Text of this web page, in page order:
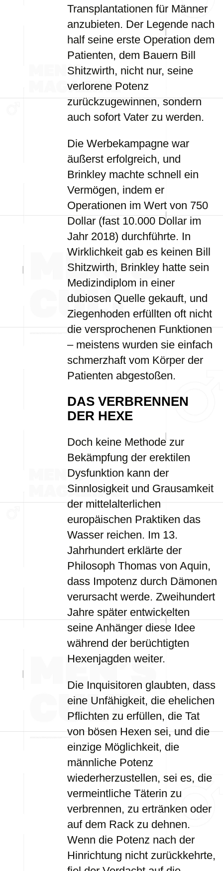
Transplantationen für Männer
anzubieten. Der Legende nach
half seine erste Operation dem
Patienten, dem Bauern Bill
Shitzwirth, nicht nur, seine
verlorene Potenz
zurückzugewinnen, sondern
auch sofort Vater zu werden.
Die Werbekampagne war
äußerst erfolgreich, und
Brinkley machte schnell ein
Vermögen, indem er
Operationen im Wert von 750
Dollar (fast 10.000 Dollar im
Jahr 2018) durchführte. In
Wirklichkeit gab es keinen Bill
Shitzwirth, Brinkley hatte sein
Medizindiplom in einer
dubiosen Quelle gekauft, und
Ziegenhoden erfüllten oft nicht
die versprochenen Funktionen
– meistens wurden sie einfach
schmerzhaft vom Körper der
Patienten abgestoßen.
DAS VERBRENNEN
DER HEXE
Doch keine Methode zur
Bekämpfung der erektilen
Dysfunktion kann der
Sinnlosigkeit und Grausamkeit
der mittelalterlichen
europäischen Praktiken das
Wasser reichen. Im 13.
Jahrhundert erklärte der
Philosoph Thomas von Aquin,
dass Impotenz durch Dämonen
verursacht werde. Zweihundert
Jahre später entwickelten
seine Anhänger diese Idee
während der berüchtigten
Hexenjagden weiter.
Die Inquisitoren glaubten, dass
eine Unfähigkeit, die ehelichen
Pflichten zu erfüllen, die Tat
von bösen Hexen sei, und die
einzige Möglichkeit, die
männliche Potenz
wiederherzustellen, sei es, die
vermeintliche Täterin zu
verbrennen, zu ertränken oder
auf dem Rack zu dehnen.
Wenn die Potenz nach der
Hinrichtung nicht zurückkehrte,